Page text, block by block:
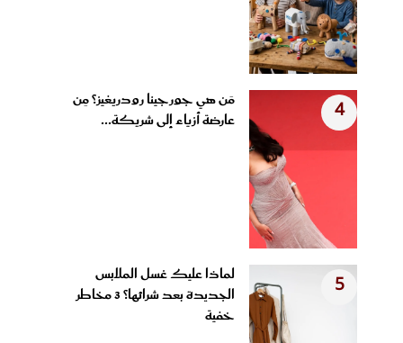
4
مَن هي جورجينا رودريغيز؟ مِن
عارضة أزياء إلى شريكة...
5
لماذا عليك غسل الملابس
الجديدة بعد شرائها؟ 3 مخاطر
خفية